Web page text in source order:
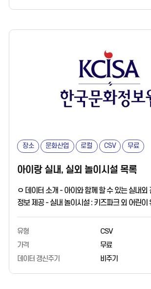
장소 문화산업 로컬 CSV 무료
아이랑 실내, 실외 놀이시설 목록
ㅇ 데이터 소개 - 아이와 함께 할 수 있는 실내외 전용 문화시설
정보 제공 - 실내 놀이시설 : 키즈파크 외 어린이 유원시설,
전국 야외 어린이 놀이터 등 놀이시설 정보 ㅇ 활용 분야 - 아이와
함께 문화생활을 즐기는 부모를 위한 서비스 활용 ㅇ 데이터 출처 -
유형
CSV
가격
무료
데이터 갱신주기
비주기